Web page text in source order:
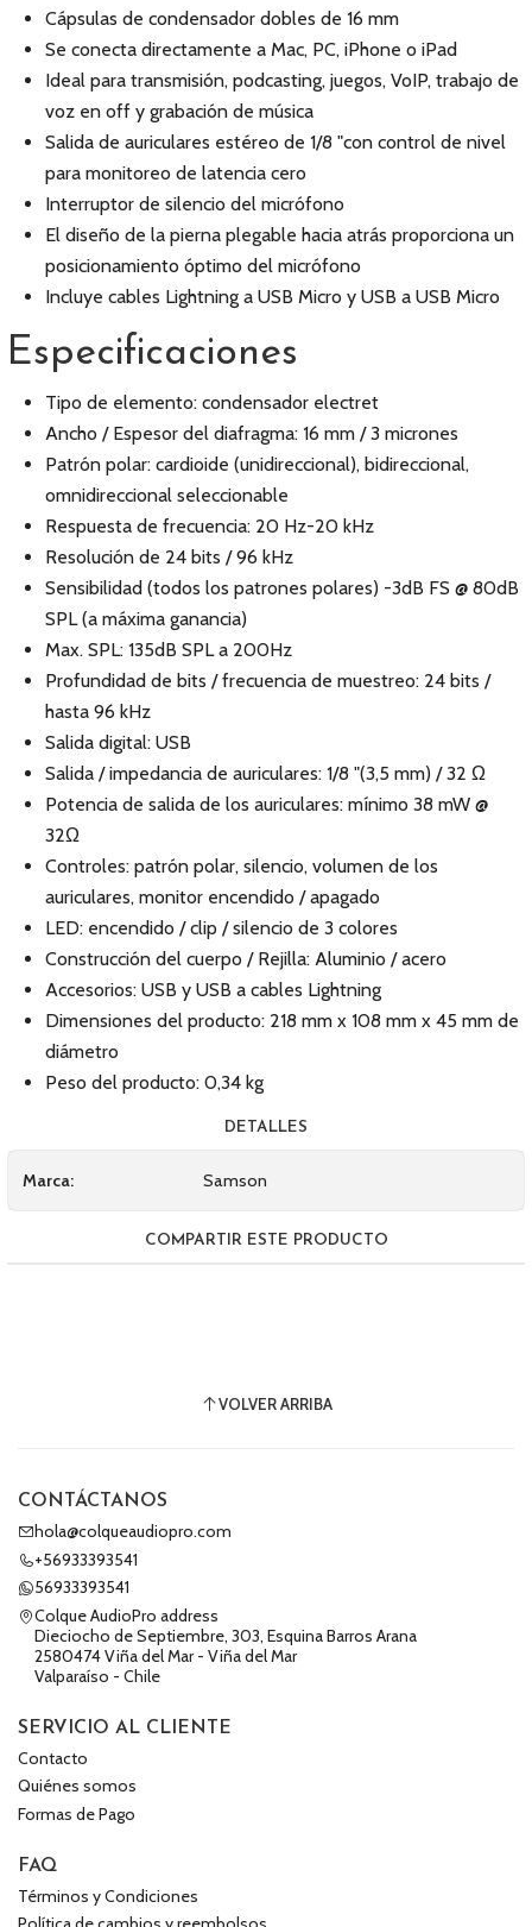
Cápsulas de condensador dobles de 16 mm
Se conecta directamente a Mac, PC, iPhone o iPad
Ideal para transmisión, podcasting, juegos, VoIP, trabajo de
voz en off y grabación de música
Salida de auriculares estéreo de 1/8 "con control de nivel
para monitoreo de latencia cero
Interruptor de silencio del micrófono
El diseño de la pierna plegable hacia atrás proporciona un
posicionamiento óptimo del micrófono
Incluye cables Lightning a USB Micro y USB a USB Micro
Especificaciones
Tipo de elemento: condensador electret
Ancho / Espesor del diafragma: 16 mm / 3 micrones
Patrón polar: cardioide (unidireccional), bidireccional,
omnidireccional seleccionable
Respuesta de frecuencia: 20 Hz-20 kHz
Resolución de 24 bits / 96 kHz
Sensibilidad (todos los patrones polares) -3dB FS @ 80dB
SPL (a máxima ganancia)
Max. SPL: 135dB SPL a 200Hz
Profundidad de bits / frecuencia de muestreo: 24 bits /
hasta 96 kHz
Salida digital: USB
Salida / impedancia de auriculares: 1/8 "(3,5 mm) / 32 Ω
Potencia de salida de los auriculares: mínimo 38 mW @
32Ω
Controles: patrón polar, silencio, volumen de los
auriculares, monitor encendido / apagado
LED: encendido / clip / silencio de 3 colores
Construcción del cuerpo / Rejilla: Aluminio / acero
Accesorios: USB y USB a cables Lightning
Dimensiones del producto: 218 mm x 108 mm x 45 mm de
diámetro
Peso del producto: 0,34 kg
DETALLES
Marca: Samson
COMPARTIR ESTE PRODUCTO
VOLVER ARRIBA
CONTÁCTANOS
hola@colqueaudiopro.com
+56933393541
56933393541
Colque AudioPro address
Dieciocho de Septiembre, 303, Esquina Barros Arana
2580474 Viña del Mar - Viña del Mar
Valparaíso - Chile
SERVICIO AL CLIENTE
Contacto
Quiénes somos
Formas de Pago
FAQ
Términos y Condiciones